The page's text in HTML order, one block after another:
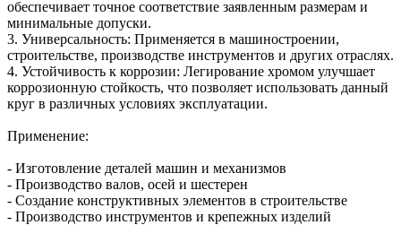
обеспечивает точное соответствие заявленным размерам и
минимальные допуски.
3. Универсальность: Применяется в машиностроении,
строительстве, производстве инструментов и других отраслях.
4. Устойчивость к коррозии: Легирование хромом улучшает
коррозионную стойкость, что позволяет использовать данный
круг в различных условиях эксплуатации.
Применение:
- Изготовление деталей машин и механизмов
- Производство валов, осей и шестерен
- Создание конструктивных элементов в строительстве
- Производство инструментов и крепежных изделий